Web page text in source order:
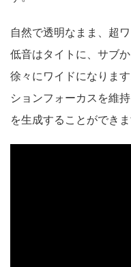
自然で透明なまま、超
低音はタイトに、サブ
徐々にワイドになりま
ションフォーカスを維
を生成することができま